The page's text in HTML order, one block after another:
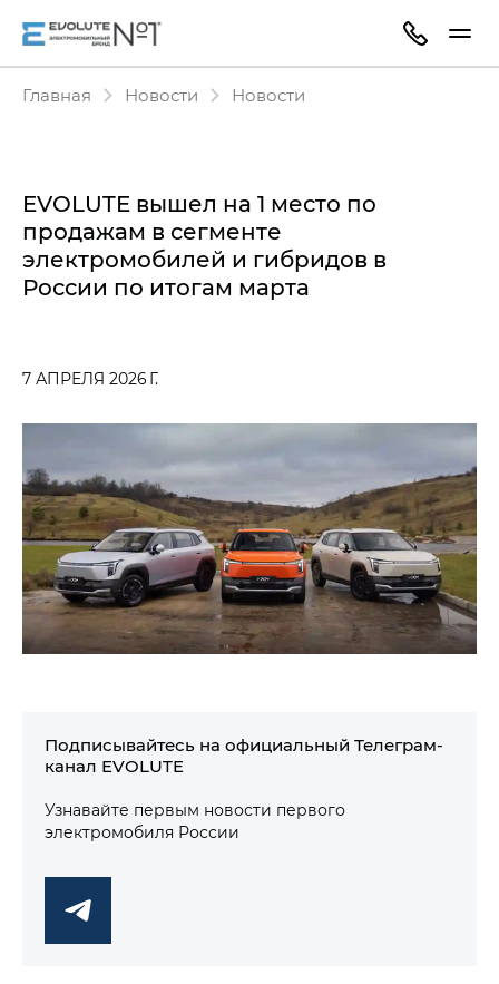
Главная Новости Новости
EVOLUTE вышел на 1 место по
продажам в сегменте
электромобилей и гибридов в
России по итогам марта
7 АПРЕЛЯ 2026 Г.
Подписывайтесь на официальный Телеграм-
канал EVOLUTE
Узнавайте первым новости первого
электромобиля России